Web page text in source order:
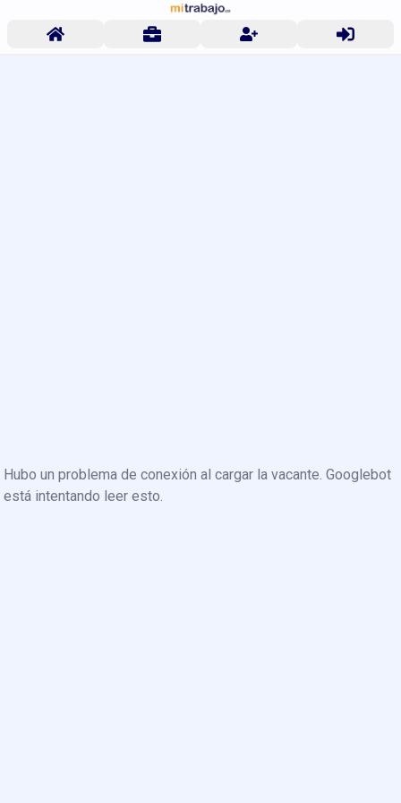
Hubo un problema de conexión al cargar la vacante. Googlebot
está intentando leer esto.